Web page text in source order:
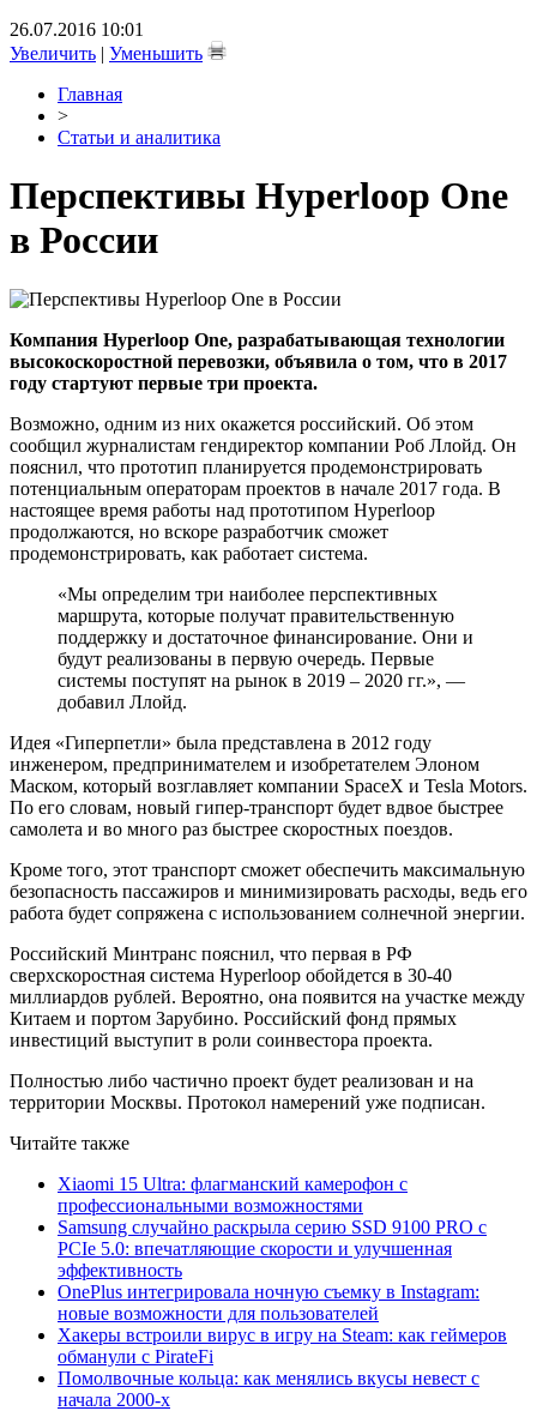
26.07.2016 10:01
Увеличить | Уменьшить
Главная
>
Статьи и аналитика
Перспективы Hyperloop One
в России
Компания Hyperloop One, разрабатывающая технологии
высокоскоростной перевозки, объявила о том, что в 2017
году стартуют первые три проекта.
Возможно, одним из них окажется российский. Об этом
сообщил журналистам гендиректор компании Роб Ллойд. Он
пояснил, что прототип планируется продемонстрировать
потенциальным операторам проектов в начале 2017 года. В
настоящее время работы над прототипом Hyperloop
продолжаются, но вскоре разработчик сможет
продемонстрировать, как работает система.
«Мы определим три наиболее перспективных
маршрута, которые получат правительственную
поддержку и достаточное финансирование. Они и
будут реализованы в первую очередь. Первые
системы поступят на рынок в 2019 – 2020 гг.», —
добавил Ллойд.
Идея «Гиперпетли» была представлена в 2012 году
инженером, предпринимателем и изобретателем Элоном
Маском, который возглавляет компании SpaceX и Tesla Motors.
По его словам, новый гипер-транспорт будет вдвое быстрее
самолета и во много раз быстрее скоростных поездов.
Кроме того, этот транспорт сможет обеспечить максимальную
безопасность пассажиров и минимизировать расходы, ведь его
работа будет сопряжена с использованием солнечной энергии.
Российский Минтранс пояснил, что первая в РФ
сверхскоростная система Hyperloop обойдется в 30-40
миллиардов рублей. Вероятно, она появится на участке между
Китаем и портом Зарубино. Российский фонд прямых
инвестиций выступит в роли соинвестора проекта.
Полностью либо частично проект будет реализован и на
территории Москвы. Протокол намерений уже подписан.
Читайте также
Xiaomi 15 Ultra: флагманский камерофон с
профессиональными возможностями
Samsung случайно раскрыла серию SSD 9100 PRO с
PCIe 5.0: впечатляющие скорости и улучшенная
эффективность
OnePlus интегрировала ночную съемку в Instagram:
новые возможности для пользователей
Хакеры встроили вирус в игру на Steam: как геймеров
обманули с PirateFi
Помолвочные кольца: как менялись вкусы невест с
начала 2000-х